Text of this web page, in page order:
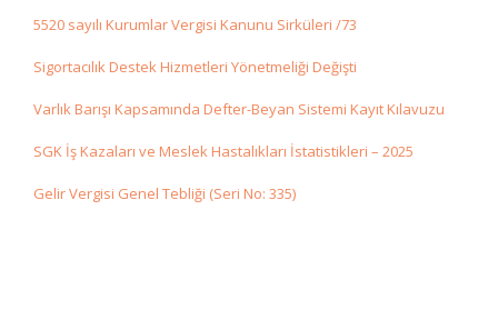
5520 sayılı Kurumlar Vergisi Kanunu Sirküleri /73
Sigortacılık Destek Hizmetleri Yönetmeliği Değişti
Varlık Barışı Kapsamında Defter-Beyan Sistemi Kayıt Kılavuzu
SGK İş Kazaları ve Meslek Hastalıkları İstatistikleri – 2025
Gelir Vergisi Genel Tebliği (Seri No: 335)